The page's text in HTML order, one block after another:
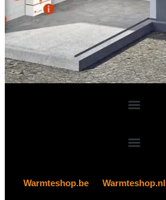
Warmteshop.be Warmteshop.nl